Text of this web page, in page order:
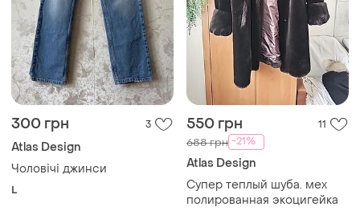
300 грн 3
Atlas Design
Чоловічі джинси
L
550 грн 11
688 грн -21%
Atlas Design
Супер теплый шуба. мех
полированная экоцигейка